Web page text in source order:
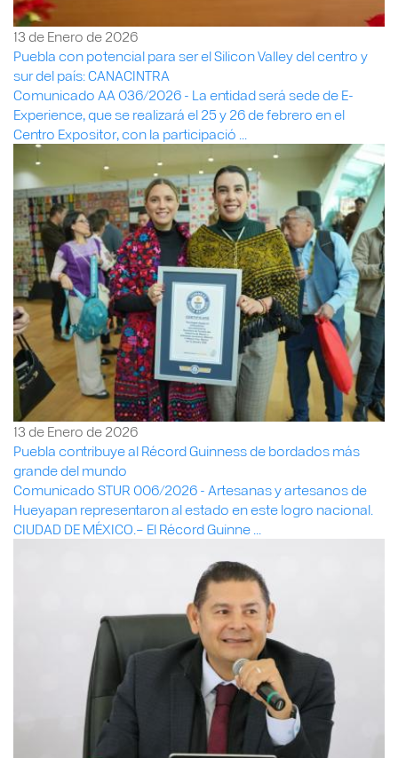
13 de Enero de 2026
Puebla con potencial para ser el Silicon Valley del centro y
sur del país: CANACINTRA
Comunicado AA 036/2026 - La entidad será sede de E-
Experience, que se realizará el 25 y 26 de febrero en el
Centro Expositor, con la participació ...
13 de Enero de 2026
Puebla contribuye al Récord Guinness de bordados más
grande del mundo
Comunicado STUR 006/2026 - Artesanas y artesanos de
Hueyapan representaron al estado en este logro nacional.
CIUDAD DE MÉXICO.– El Récord Guinne ...